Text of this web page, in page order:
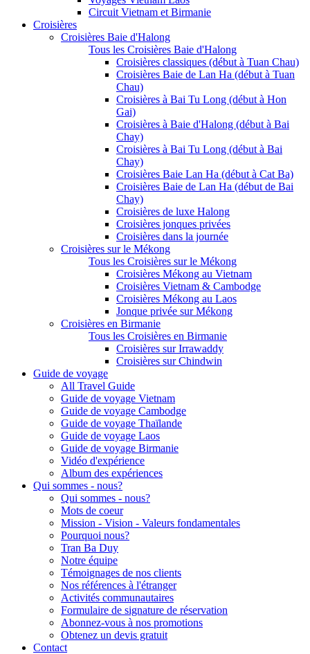
Circuit Vietnam et Birmanie
Croisières
Croisières Baie d'Halong
Tous les Croisières Baie d'Halong
Croisières classiques (début à Tuan Chau)
Croisières Baie de Lan Ha (début à Tuan
Chau)
Croisières à Bai Tu Long (début à Hon
Gai)
Croisières à Baie d'Halong (début à Bai
Chay)
Croisières à Bai Tu Long (début à Bai
Chay)
Croisières Baie Lan Ha (début à Cat Ba)
Croisières Baie de Lan Ha (début de Bai
Chay)
Croisières de luxe Halong
Croisières jonques privées
Croisières dans la journée
Croisières sur le Mékong
Tous les Croisières sur le Mékong
Croisières Mékong au Vietnam
Croisières Vietnam & Cambodge
Croisières Mékong au Laos
Jonque privée sur Mékong
Croisières en Birmanie
Tous les Croisières en Birmanie
Croisières sur Irrawaddy
Croisières sur Chindwin
Guide de voyage
All Travel Guide
Guide de voyage Vietnam
Guide de voyage Cambodge
Guide de voyage Thaïlande
Guide de voyage Laos
Guide de voyage Birmanie
Vidéo d'expérience
Album des expériences
Qui sommes - nous?
Qui sommes - nous?
Mots de coeur
Mission - Vision - Valeurs fondamentales
Pourquoi nous?
Tran Ba Duy
Notre équipe
Témoignages de nos clients
Nos références à l'étranger
Activités communautaires
Formulaire de signature de réservation
Abonnez-vous à nos promotions
Obtenez un devis gratuit
Contact